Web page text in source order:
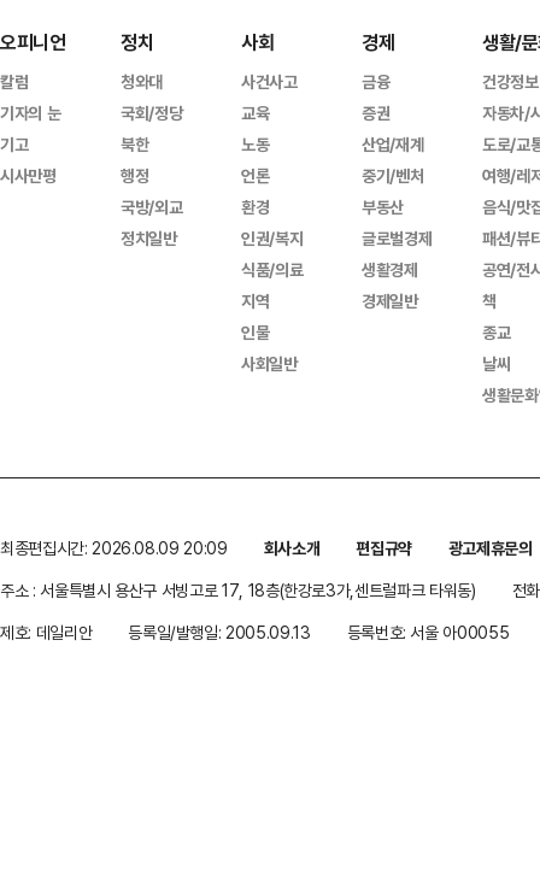
오피니언
칼럼
기자의 눈
기고
시사만평
정치
청와대
국회/정당
북한
행정
국방/외교
정치일반
사회
사건사고
교육
노동
언론
환경
인권/복지
식품/의료
지역
인물
사회일반
경제
금융
증권
산업/재계
중기/벤처
부동산
글로벌경제
생활경제
경제일반
생활/
건강정보
자동차/
도로/교
여행/레
음식/맛
패션/뷰
공연/전
책
종교
날씨
생활문
최종편집시간: 2026.08.09 20:09 회사소개 편집규약
광고제휴문의
주소 : 서울특별시 용산구 서빙고로 17, 18층(한강로3가,센트럴파크 타워동)
전
제호: 데일리안
등록일/발행일: 2005.09.13 등록번호: 서울 아00055